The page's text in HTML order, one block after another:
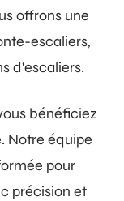
offrons une
escaliers,
d'escaliers.
bénéficiez
Notre équipe
pour
précision et